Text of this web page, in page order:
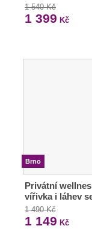
1 540 Kč
1 399 Kč
Brno
Privátní
vířivka i láhev
1 490 Kč
1 149 Kč